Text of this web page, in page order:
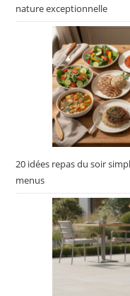
nature exceptionnelle
20 idées repas du soir
menus